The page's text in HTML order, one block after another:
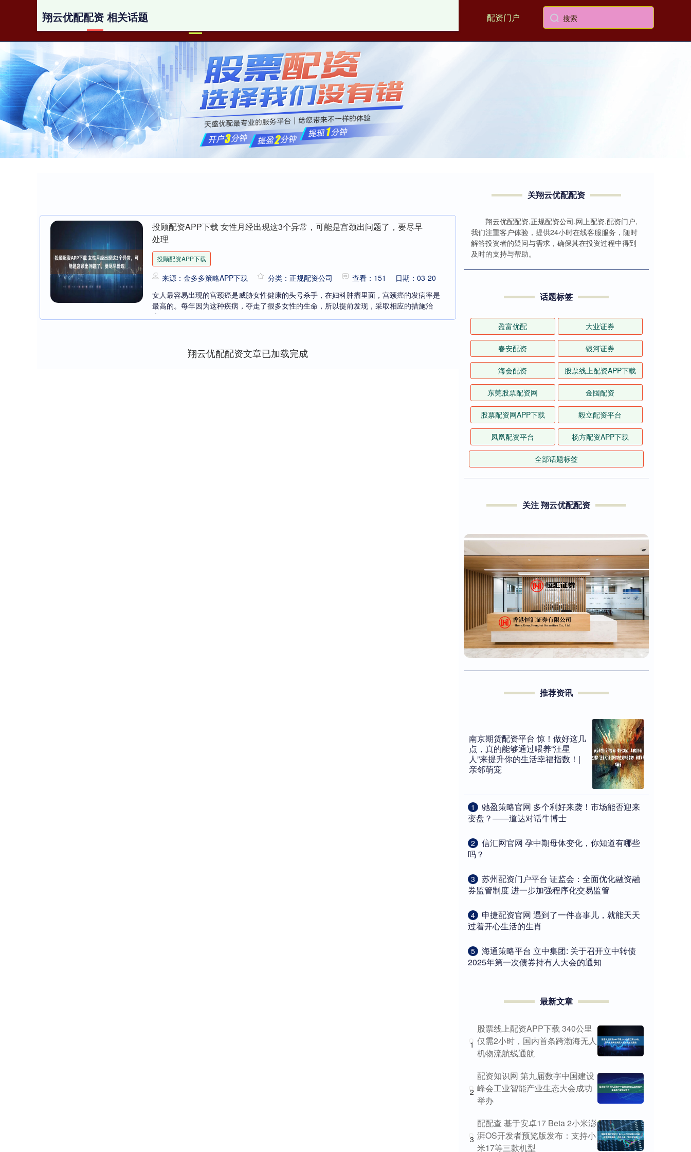
配资门户
翔云优配配资 相关话题
投顾配资APP下载 女性月经出现这3个异常，可能是宫颈出问题了，要尽早
处理
投顾配资APP下载
来源：金多多策略APP下载 分类：正规配资公司 查看：151
日期：03-20
女人最容易出现的宫颈癌是威胁女性健康的头号杀手，在妇科肿瘤里面，宫颈癌的发病率是
最高的。每年因为这种疾病，夺走了很多女性的生命，所以提前发现，采取相应的措施治
疗....
翔云优配配资文章已加载完成
关翔云优配配资
翔云优配配资,正规配资公司,网上配资,配资门户,
我们注重客户体验，提供24小时在线客服服务，随时
解答投资者的疑问与需求，确保其在投资过程中得到
及时的支持与帮助。
话题标签
盈富优配 大业证券
春安配资 银河证券
海会配资 股票线上配资APP下载
东莞股票配资网 金囤配资
股票配资网APP下载 毅立配资平台
凤凰配资平台 杨方配资APP下载
全部话题标签
关注 翔云优配配资
推荐资讯
南京期货配资平台 惊！做好这几
点，真的能够通过喂养“汪星
人”来提升你的生活幸福指数！|
亲邻萌宠
1
​驰盈策略官网 多个利好来袭！市场能否迎来
变盘？——道达对话牛博士
2
​信汇网官网 孕中期母体变化，你知道有哪些
吗？
3
​苏州配资门户平台 证监会：全面优化融资融
券监管制度 进一步加强程序化交易监管
4
​申捷配资官网 遇到了一件喜事儿，就能天天
过着开心生活的生肖
5
​海通策略平台 立中集团: 关于召开立中转债
2025年第一次债券持有人大会的通知
最新文章
1
股票线上配资APP下载 340公里
仅需2小时，国内首条跨渤海无人
机物流航线通航
2
配资知识网 第九届数字中国建设
峰会工业智能产业生态大会成功
举办
3
配配查 基于安卓17 Beta 2小米澎
湃OS开发者预览版发布：支持小
米17等三款机型